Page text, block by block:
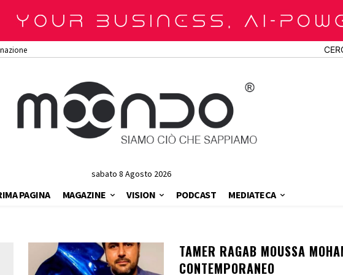
sabato 8 Agosto 2026
PAGINA MAGAZINE VISION PODCAST MEDIATECA
TAMER RAGAB MOUSSA
CONTEMPORANEO